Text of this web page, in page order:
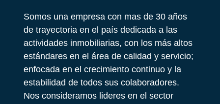
Somos una empresa con mas de 30 años
de trayectoria en el país dedicada a las
actividades inmobiliarias, con los más altos
estándares en el área de calidad y servicio;
enfocada en el crecimiento continuo y la
estabilidad de todos sus colaboradores.
Nos consideramos lideres en el sector